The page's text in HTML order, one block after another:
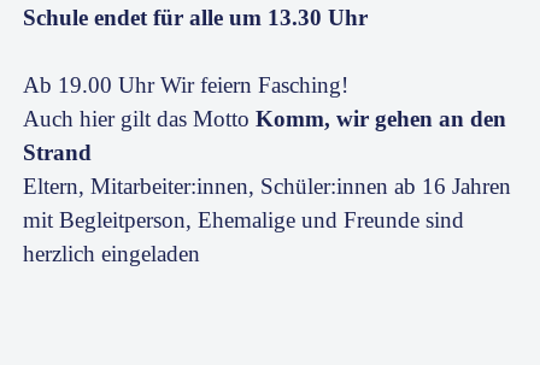
Schule endet für alle um 13.30 Uhr
Ab 19.00 Uhr Wir feiern Fasching!
Auch hier gilt das Motto Komm, wir gehen an den
Strand
Eltern, Mitarbeiter:innen, Schüler:innen ab 16 Jahren
mit Begleitperson, Ehemalige und Freunde sind
herzlich eingeladen